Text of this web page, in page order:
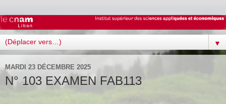
▼
MARDI 23 DÉCEMBRE 2025
N° 103 EXAMEN FAB113